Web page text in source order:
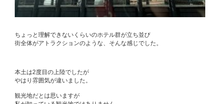
ちょっと理解できないくらいのホテル群が立ち並び
街全体がアトラクションのような、そんな感じでした。
本土は2度目の上陸でしたが
やはり雰囲気が違いました。
観光地だとは思いますが